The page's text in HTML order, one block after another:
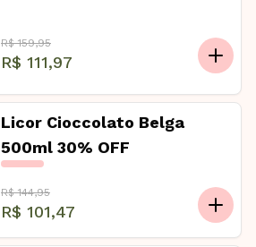
R$ 159,95
R$ 111,97
Licor Cioccolato Belga
500ml 30% OFF
R$ 144,95
R$ 101,47